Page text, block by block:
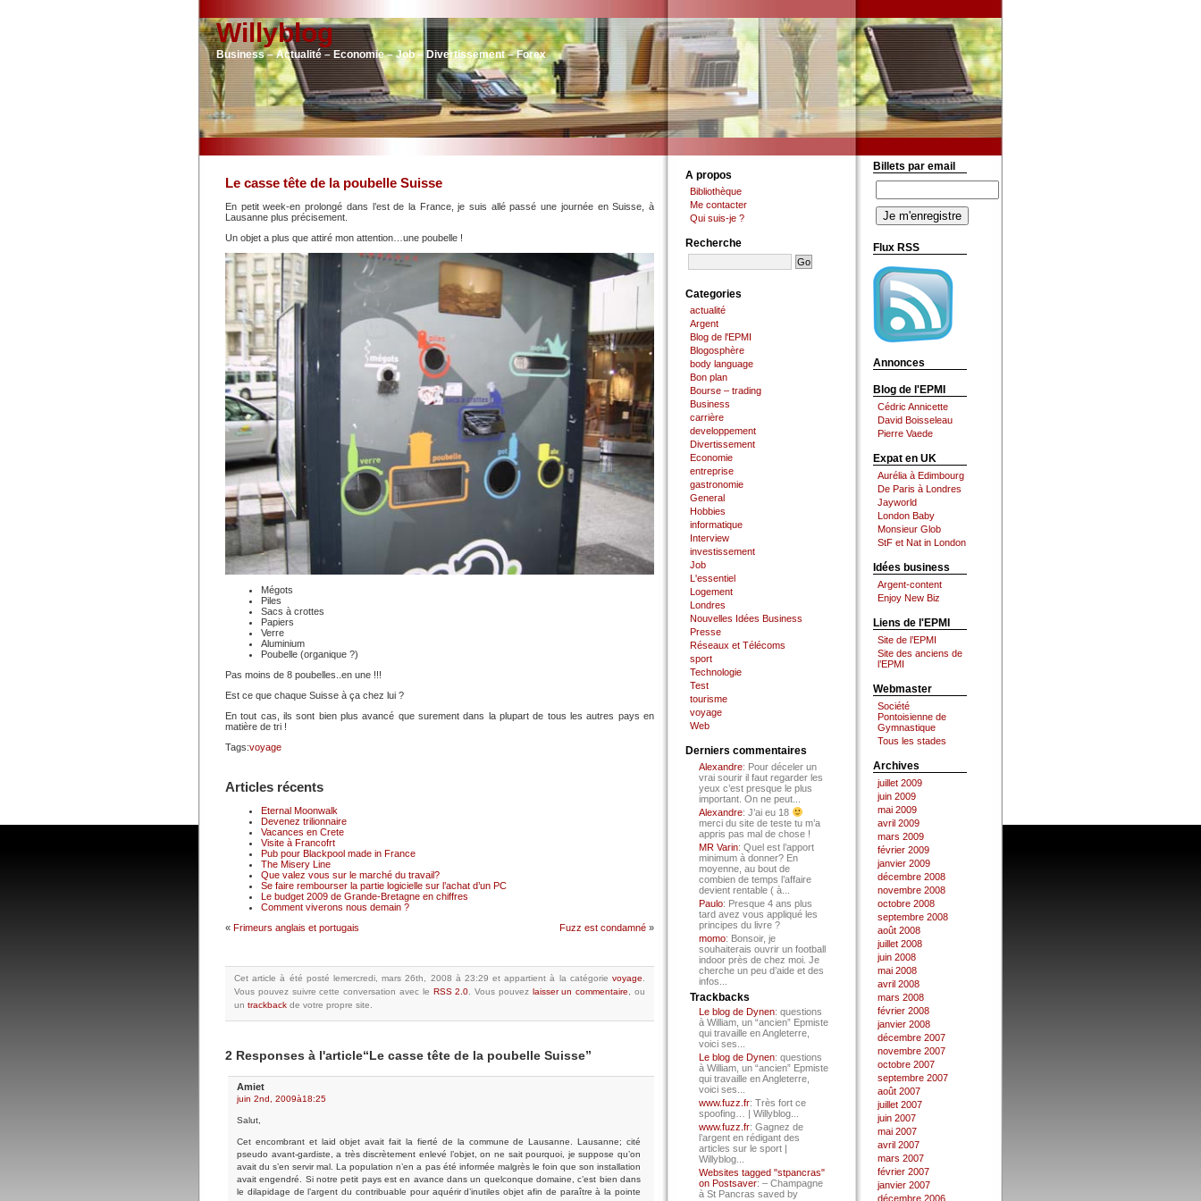
Willyblog
Business – Actualité – Economie – Job – Divertissement – Forex
Le casse tête de la poubelle Suisse
En petit week-en prolongé dans l’est de la France, je suis allé passé une journée en Suisse, à
Lausanne plus précisement.
Un objet a plus que attiré mon attention…une poubelle !
Mégots
Piles
Sacs à crottes
Papiers
Verre
Aluminium
Poubelle (organique ?)
Pas moins de 8 poubelles..en une !!!
Est ce que chaque Suisse à ça chez lui ?
En tout cas, ils sont bien plus avancé que surement dans la plupart de tous les autres pays en
matière de tri !
Tags:voyage
Articles récents
Eternal Moonwalk
Devenez trilionnaire
Vacances en Crete
Visite à Francofrt
Pub pour Blackpool made in France
The Misery Line
Que valez vous sur le marché du travail?
Se faire rembourser la partie logicielle sur l’achat d’un PC
Le budget 2009 de Grande-Bretagne en chiffres
Comment viverons nous demain ?
« Frimeurs anglais et portugais Fuzz est condamné »
Cet article à été posté lemercredi, mars 26th, 2008 à 23:29et appartient à la catégorie voyage
Vous pouvez suivre cette conversation avec le RSS 2.0 .Vous pouvez laisser un commentaire
, ou
un trackback de votre propre site.
2 Responses à l'article“Le casse tête de la poubelle Suisse”
Amiet
juin 2nd, 2009à18:25
Salut,
Cet encombrant et laid objet avait fait la fierté de la commune de Lausanne. Lausanne; cité
pseudo avant-gardiste, a très discrètement enlevé l’objet, on ne sait pourquoi, je suppose qu’on
avait du s’en servir mal. La population n’en a pas été informée malgrès le foin que son installation
avait engendré. Si notre petit pays est en avance dans un quelconque domaine, c’est bien dans
le dilapidage de l’argent du contribuable pour aquérir d’inutiles objet afin de paraître à la pointe
A propos
Bibliothèque
Me contacter
Qui suis-je ?
Recherche
Categories
actualité
Argent
Blog de l'EPMI
Blogosphère
body language
Bon plan
Bourse – trading
Business
carrière
developpement
Divertissement
Economie
entreprise
gastronomie
General
Hobbies
informatique
Interview
investissement
Job
L'essentiel
Logement
Londres
Nouvelles Idées Business
Presse
Réseaux et Télécoms
sport
Technologie
Test
tourisme
voyage
Web
Derniers commentaires
Alexandre: Pour déceler un
vrai sourir il faut regarder les
yeux c’est presque le plus
important. On ne peut...
Alexandre: J’ai eu 18
merci du site de teste tu m’a
appris pas mal de chose !
MR Varin: Quel est l’apport
minimum à donner? En
moyenne, au bout de
combien de temps l’affaire
devient rentable ( à...
Paulo: Presque 4 ans plus
tard avez vous appliqué les
principes du livre ?
momo: Bonsoir, je
souhaiterais ouvrir un football
indoor près de chez moi. Je
cherche un peu d’aide et des
infos...
Trackbacks
Le blog de Dynen: questions
à William, un “ancien” Epmiste
qui travaille en Angleterre,
voici ses...
Le blog de Dynen: questions
à William, un “ancien” Epmiste
qui travaille en Angleterre,
voici ses...
www.fuzz.fr: Très fort ce
spoofing… | Willyblog...
www.fuzz.fr: Gagnez de
l’argent en rédigant des
articles sur le sport |
Willyblog...
Websites tagged "stpancras"
on Postsaver: – Champagne
à St Pancras saved by
Billets par email
Flux RSS
Annonces
Blog de l'EPMI
Cédric Annicette
David Boisseleau
Pierre Vaede
Expat en UK
Aurélia à Edimbourg
De Paris à Londres
Jayworld
London Baby
Monsieur Glob
StF et Nat in London
Idées business
Argent-content
Enjoy New Biz
Liens de l'EPMI
Site de l’EPMI
Site des anciens de
l’EPMI
Webmaster
Société
Pontoisienne de
Gymnastique
Tous les stades
Archives
juillet 2009
juin 2009
mai 2009
avril 2009
mars 2009
février 2009
janvier 2009
décembre 2008
novembre 2008
octobre 2008
septembre 2008
août 2008
juillet 2008
juin 2008
mai 2008
avril 2008
mars 2008
février 2008
janvier 2008
décembre 2007
novembre 2007
octobre 2007
septembre 2007
août 2007
juillet 2007
juin 2007
mai 2007
avril 2007
mars 2007
février 2007
janvier 2007
décembre 2006